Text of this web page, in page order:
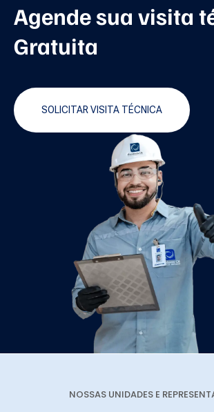
Agende sua visita
Gratuita
SOLICITAR VISITA TÉCNICA
NOSSAS UNIDADES E